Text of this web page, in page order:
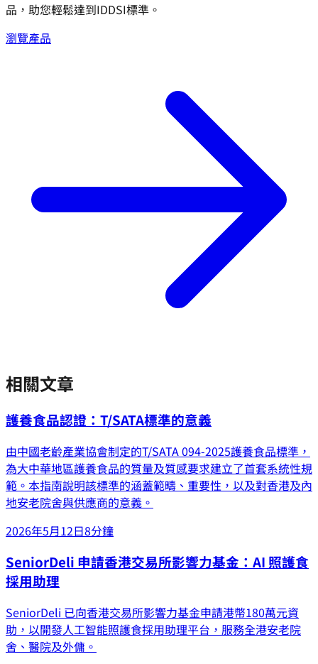
品，助您輕鬆達到IDDSI標準。
瀏覽產品
相關文章
護養食品認證：T/SATA標準的意義
由中國老齡產業協會制定的T/SATA 094-2025護養食品標準，
為大中華地區護養食品的質量及質感要求建立了首套系統性規
範。本指南說明該標準的涵蓋範疇、重要性，以及對香港及內
地安老院舍與供應商的意義。
2026年5月12日8分鐘
SeniorDeli 申請香港交易所影響力基金：AI 照護食
採用助理
SeniorDeli 已向香港交易所影響力基金申請港幣180萬元資
助，以開發人工智能照護食採用助理平台，服務全港安老院
舍、醫院及外傭。